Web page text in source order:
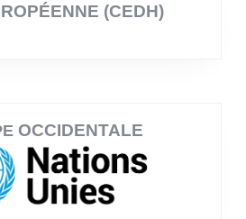
(CEDH)
OCCIDENTALE